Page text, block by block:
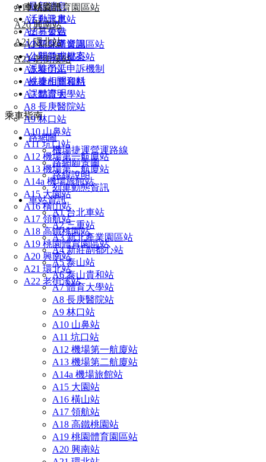
車站資訊
A1 台北車站
A2 三重站
A3 新北產業園區站
A4 新莊副都心站
A5 泰山站
A6 泰山貴和站
A7 體育大學站
A8 長庚醫院站
A9 林口站
A10 山鼻站
A11 坑口站
A12 機場第一航廈站
A13 機場第二航廈站
A14a 機場旅館站
A15 大園站
A16 橫山站
A17 領航站
A18 高鐵桃園站
A19 桃園體育園區站
A20 興南站
A21 環北站
A22 老街溪站
最新消息
活動訊息
招募公告
小額採購資訊
公開徵求提案
派駐勞工申訴機制
桃捷相關資料
誤點證明
乘車指南
路網圖
機場捷運營運路線
路網願景圖
路線說明
列車動態資訊
車站資訊
A1 台北車站
A2 三重站
A3 新北產業園區站
A4 新莊副都心站
A5 泰山站
A6 泰山貴和站
A7 體育大學站
A8 長庚醫院站
A9 林口站
A10 山鼻站
A11 坑口站
A12 機場第一航廈站
A13 機場第二航廈站
A14a 機場旅館站
A15 大園站
A16 橫山站
A17 領航站
A18 高鐵桃園站
A19 桃園體育園區站
A20 興南站
A19 桃園體育園區站
A20 興南站
A21 環北站
A22 老街溪站